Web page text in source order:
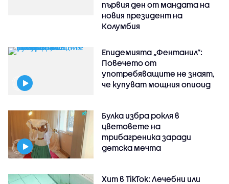
първия ден от мандата на
новия президент на
Колумбия
Епидемията „Фентанил”:
Повечето от
употребяващите не знаят,
че купуват мощния опиоид
Булка избра рокля в
цветовете на
трибагреника заради
детска мечта
Хит в TikTok: Лечебни или